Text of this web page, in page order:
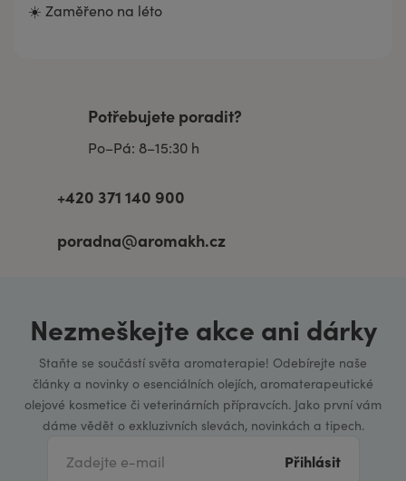
☀️ Zaměřeno na léto
Potřebujete poradit?
Po–Pá: 8–15:30 h
+420 371 140 900
poradna@aromakh.cz
Nezmeškejte akce ani dárky
Staňte se součástí světa aromaterapie! Odebírejte naše
články a novinky o esenciálních olejích, aromaterapeutické
olejové kosmetice či veterinárních přípravcích. Jako první vám
dáme vědět o exkluzivních slevách, novinkách a tipech.
Přihlásit